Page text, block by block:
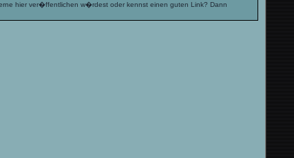
hier ver�ffentlichen w�rdest oder kennst einen guten Link? Dann